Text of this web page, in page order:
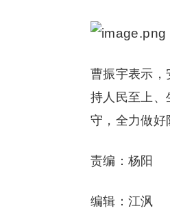
曹振宇表示，
持人民至上、
守，全力做好
责编：杨阳
编辑：江沨